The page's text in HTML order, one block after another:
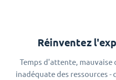
Réinventez
Temps d'attente,
inadéquate des ressources